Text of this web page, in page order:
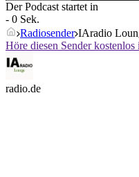
Der Podcast startet in
- 0 Sek.
Radiosender IAradio
Höre diesen Sender
radio.de